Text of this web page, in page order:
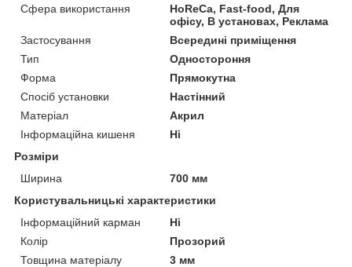
Сфера використання
HoReCa, Fast-food, Для
офісу, В установах, Реклама
Застосування
Всередині приміщення
Тип
Одностороння
Форма
Прямокутна
Спосіб установки
Настінний
Матеріал
Акрил
Інформаційна кишеня
Ні
Розміри
Ширина
700 мм
Користувальницькі характеристики
Інформаційний карман
Ні
Колір
Прозорий
Товщина матеріалу
3 мм